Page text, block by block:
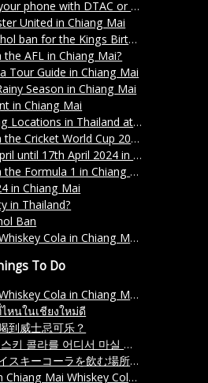
with DTAC or TRUE in Thailand
United in Chiang Mai
Kings Birthday on the 5th December 2023?
AFL in Chiang Mai?
Tour Guide in Chiang Mai
Season in Chiang Mai
in Chiang Mai
in Thailand at Freerolls
World Cup 2023 in Chiang Mai?
17th April 2024 in Chiang Mai
Formula 1 in Chiang Mai?
in Chiang Mai
in Thailand?
Ban
Cola in Chiang Mai?
To Do
Where to drink Whiskey Cola in Chiang Mai?
หนในเชียงใหม่ดี
到威士忌可乐？
콜라를 어디서 마실 수 있나요
こですか？ (Chemai de uisukī kōra o nomu basho wa doko desu ka)
Mai Whiskey Cola trinken